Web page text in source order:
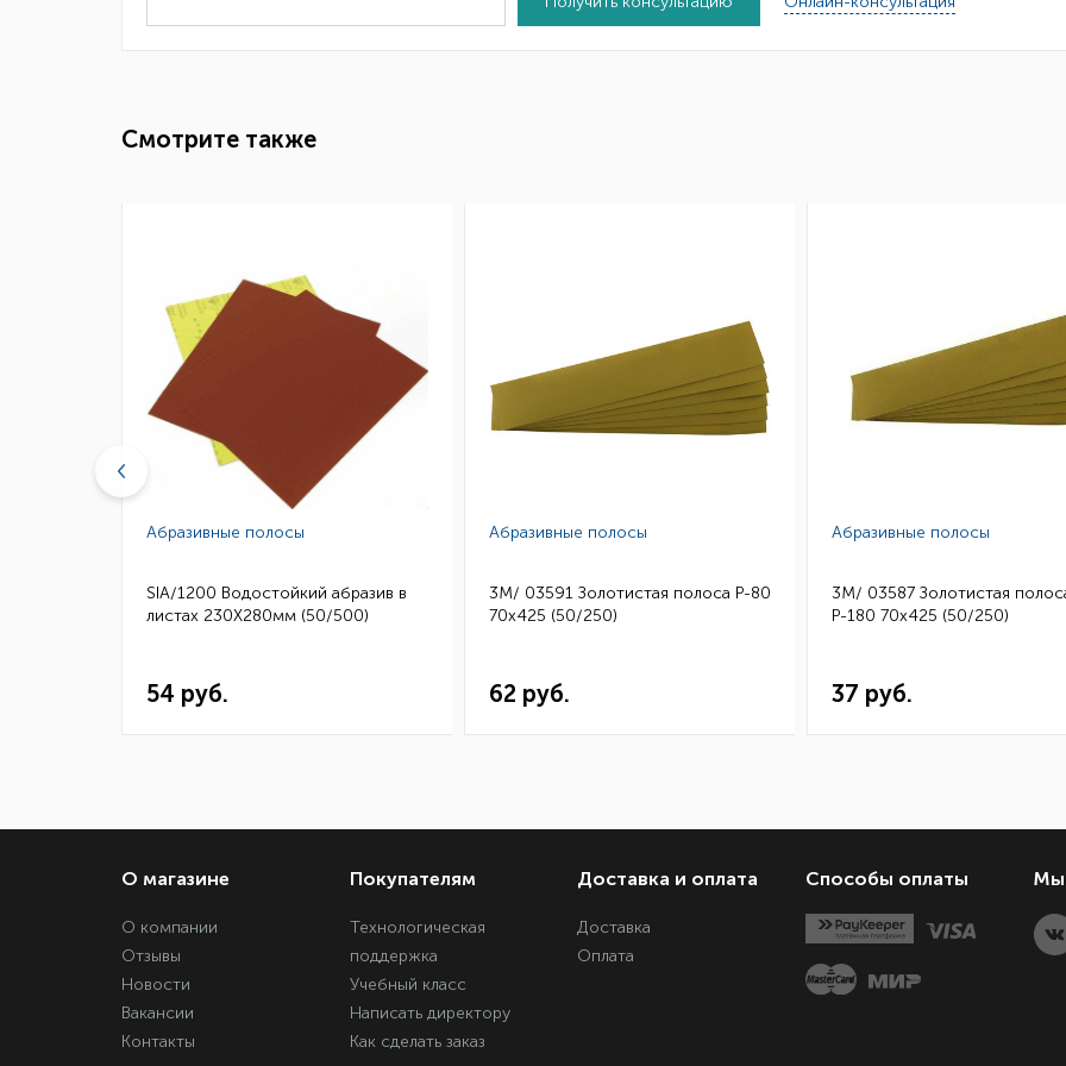
Смотрите также
Абразивные полосы
SIA/1200 Водостойкий абразив в
листах 230Х280мм (50/500)
54 руб.
Абразивные полосы
3M/ 03591 Золотистая полоса Р-80
70х425 (50/250)
62 руб.
Абразивные полосы
3M/ 03587 Золотистая
Р-180 70х425 (50/250)
37 руб.
О магазине
О компании
Отзывы
Новости
Вакансии
Контакты
Покупателям
Технологическая
поддержка
Учебный класс
Написать директору
Как сделать заказ
Доставка и оплата
Доставка
Оплата
Способы оплаты Мы